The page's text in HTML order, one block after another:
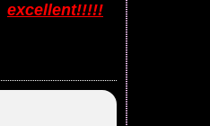
excellent!!!!!